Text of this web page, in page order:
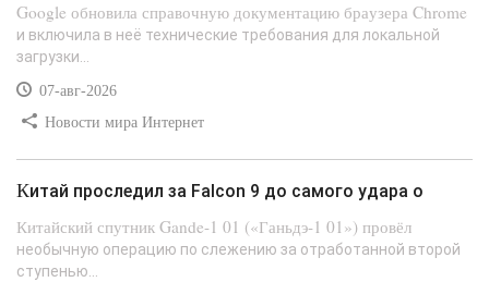
Google обновила справочную документацию браузера Chrome
и включила в неё технические требования для локальной
загрузки...
07-авг-2026
Новости мира Интернет
Китай проследил за Falcon 9 до самого удара о
Китайский спутник Gande-1 01 («Ганьдэ-1 01») провёл
необычную операцию по слежению за отработанной второй
ступенью...